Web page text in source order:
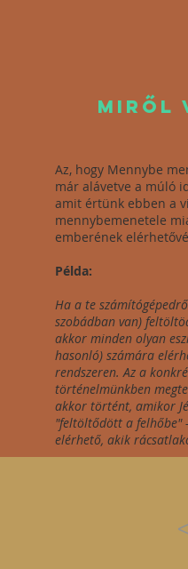
MIRŐL
Az, hogy Mennybe
már alávetve a múló
amit értünk ebben a
mennybemenetele
emberének
Példa:
Ha a te
szobádban van)
akkor minden olyan
hasonló) számára
rendszeren. Az a
történelmünkben
akkor történt, amikor
"feltöltődött a felhőbe"
elérhető, akik